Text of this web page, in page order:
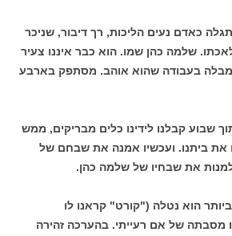
כאדם נעים הליכות, רך דיבור, שניכר
שלמה כהן שמו. הוא כבר איננו צעיר
מבלה בעבודה שהוא אוהב. מסתפק בארבע
שבוע קבלנו לידינו כלים מבריקים, ממש
את ביתנו. ועכשיו אמנה את שבחם של
את שבחיו של שלמה כהן.
הוא נטלה ("קורט" קראנו לו
מסבתה של אם רעייתי. בהערכה זהירה